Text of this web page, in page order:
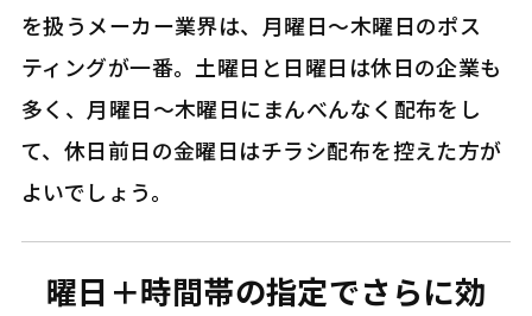
を扱うメーカー業界は、月曜日～木曜日のポス
ティングが一番。土曜日と日曜日は休日の企業も
多く、月曜日～木曜日にまんべんなく配布をし
て、休日前日の金曜日はチラシ配布を控えた方が
よいでしょう。
曜日＋時間帯の指定でさらに効